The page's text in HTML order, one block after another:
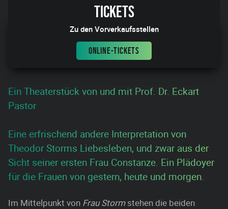
Tickets
Zu den Vorverkaufsstellen
ONLINE-TICKETS
Ein Theaterstück von und mit Prof. Dr. Eckart
Pastor
Eine erfrischend andere Interpretation von
Theodor Storms Liebesleben, und zwar aus der
Sicht seiner ersten Frau Constanze. Ein Plädoyer
für die Frauen von gestern, heute und morgen.
Im Mittelpunkt von Frau Stormstehen die beiden